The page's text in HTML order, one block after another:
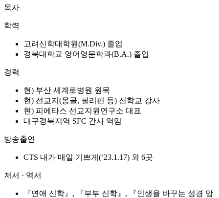
목사
학력
고려신학대학원(M.Div.) 졸업
경북대학교 영어영문학과(B.A.) 졸업
경력
현) 부산 세계로병원 원목
현) 선교지(몽골, 필리핀 등) 신학교 강사
현) 피에타스 선교지원연구소 대표
대구경북지역 SFC 간사 역임
방송출연
CTS 내가 매일 기쁘게(‘23.1.17) 외 6곳
저서 · 역서
『연애 신학』, 『부부 신학』, 『인생을 바꾸는 성경 암